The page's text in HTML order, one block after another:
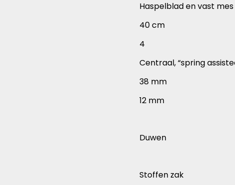
Haspelblad en vast mes
40 cm
4
Centraal, “spring
38 mm
12 mm
Duwen
Stoffen zak